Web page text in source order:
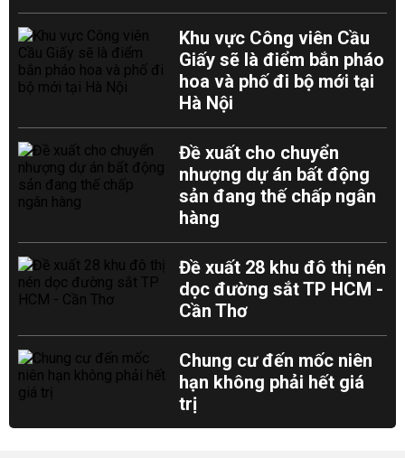
Khu vực Công viên Cầu
Giấy sẽ là điểm bắn pháo
hoa và phố đi bộ mới tại
Hà Nội
Đề xuất cho chuyển
nhượng dự án bất động
sản đang thế chấp ngân
hàng
Đề xuất 28 khu đô thị nén
dọc đường sắt TP HCM -
Cần Thơ
Chung cư đến mốc niên
hạn không phải hết giá
trị